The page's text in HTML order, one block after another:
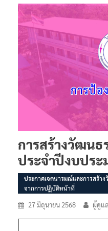
การสร้างวัฒนธ
ประจำปีงบปร
ประกาศเจตนารมณ์และการสร้า
จากการปฏิบัติหน้าที่
27 มิถุนายน 2568 ผู้ดูแ